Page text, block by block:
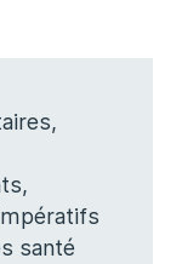
santé